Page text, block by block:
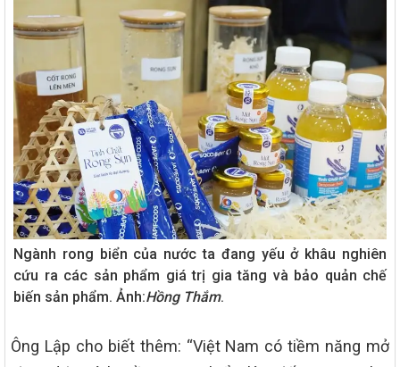
Ngành rong biển của nước ta đang yếu ở khâu nghiên
cứu ra các sản phẩm giá trị gia tăng và bảo quản chế
biến sản phẩm. Ảnh:Hồng Thắm.
Ông Lập cho biết thêm: “Việt Nam có tiềm năng mở